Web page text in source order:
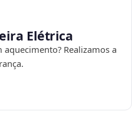
Elétrica
Realizamos a